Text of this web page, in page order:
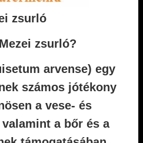
zsurló
zsurló?
arvense) egy
számos jótékony
a vese- és
a bőr és a